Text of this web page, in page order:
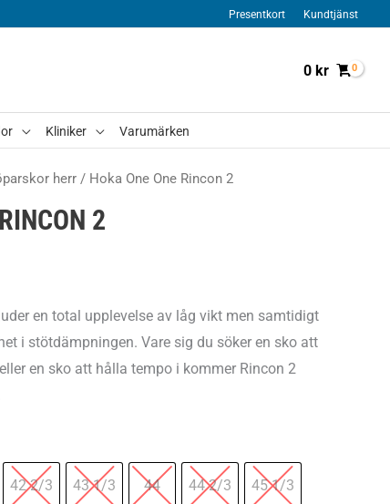
Presentkort Kundtjänst
0 kr
Kliniker Varumärken
herr / Hoka One One Rincon 2
2
en total upplevelse av låg vikt men samtidigt
i stötdämpningen. Vare sig du söker en sko att
en sko att hålla tempo i kommer Rincon 2
42 2/3 43 1/3 44 44 2/3 45 1/3